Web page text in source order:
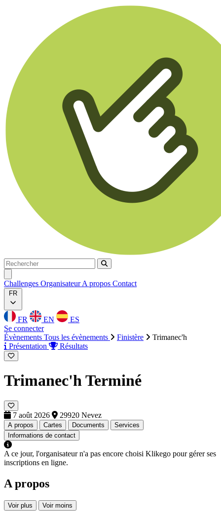
Rechercher
Rechercher
Challenges OrganisateurA propos Contact
FR
FR EN
ES
Se connecter
Évènements Tous les évènements Finistère
Trimanec'h
Présentation
Résultats
Trimanec'hTerminé
7 août 2026 29920 Nevez
A propos Cartes Documents
Services
Informations de contact
A ce jour, l'organisateur n'a pas encore choisi Klikego pour gérer ses
inscriptions en ligne.
A propos
Voir plus Voir moins